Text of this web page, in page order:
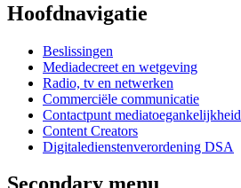
Hoofdnavigatie
Beslissingen
Mediadecreet en wetgeving
Radio, tv en netwerken
Commerciële communicatie
Contactpunt mediatoegankelijkheid
Content Creators
Digitaledienstenverordening DSA